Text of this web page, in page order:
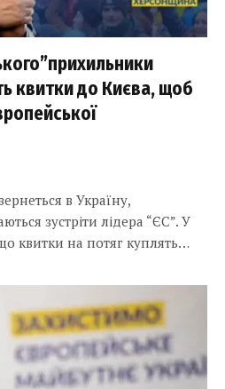
квитки до Києва, щоб
в Україну,
зустріти лідера “ЄС”. У
квитки на потяг куплять…